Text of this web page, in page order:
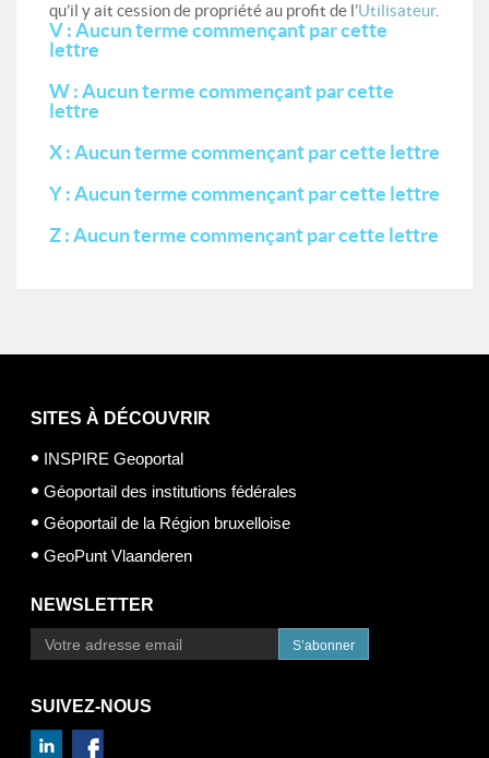
qu’il y ait cession de propriété au profit de l’Utilisateur.
V : Aucun terme commençant par cette
lettre
W : Aucun terme commençant par cette
lettre
X : Aucun terme commençant par cette lettre
Y : Aucun terme commençant par cette lettre
Z : Aucun terme commençant par cette lettre
SITES À DÉCOUVRIR
INSPIRE Geoportal
Géoportail des institutions fédérales
Géoportail de la Région bruxelloise
GeoPunt Vlaanderen
NEWSLETTER
S’abonner
SUIVEZ-NOUS